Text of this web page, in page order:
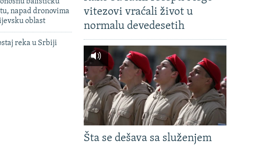
napad dronovima
oblast
reka u Srbiji
vitezovi vraćali život u
normalu devedesetih
Šta se dešava sa služenjem